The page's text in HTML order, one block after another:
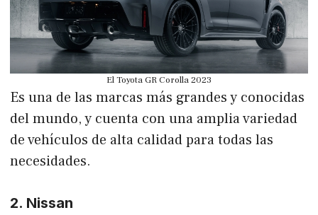
El Toyota GR Corolla 2023
Es una de las marcas más grandes y conocidas
del mundo, y cuenta con una amplia variedad
de vehículos de alta calidad para todas las
necesidades.
2. Nissan